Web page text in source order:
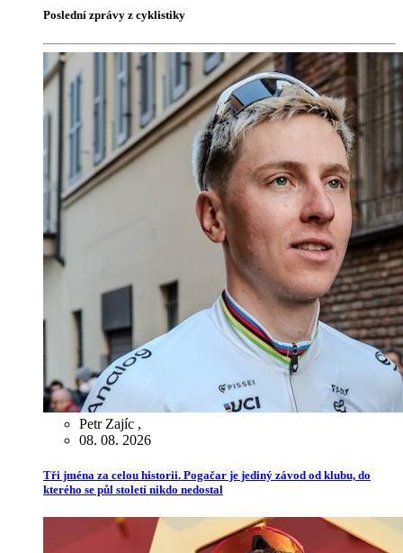
Poslední zprávy z cyklistiky
Petr Zajíc ,
08. 08. 2026
Tři jména za celou historii. Pogačar je jediný závod od klubu, do
kterého se půl století nikdo nedostal